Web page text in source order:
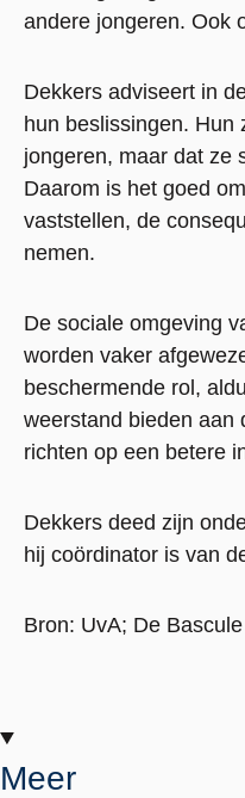
andere jongeren. Ook
Dekkers adviseert in
hun beslissingen. Hun
jongeren, maar dat ze
Daarom is het goed
vaststellen, de
nemen.
De sociale omgeving
worden vaker
beschermende rol,
weerstand bieden aan
richten op een betere
Dekkers deed zijn
hij coördinator is van
Bron: UvA; De Bascule
Meer